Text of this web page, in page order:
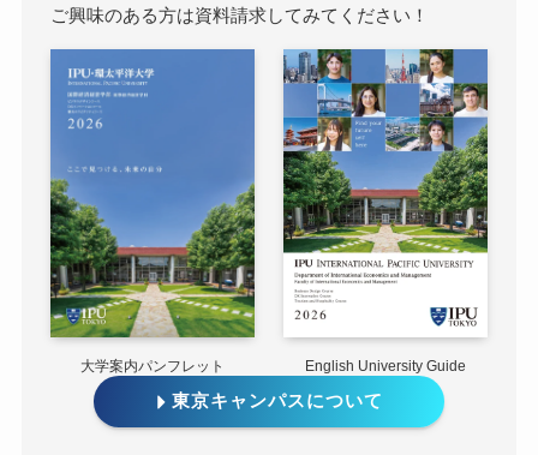
ご興味のある方は資料請求してみてください！
大学案内パンフレット English University Guide
東京キャンパスについて